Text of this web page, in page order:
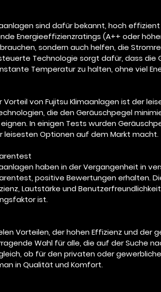
sind dafür bekannt, hoch
Energieeffizienzratings (A++ oder
sondern auch helfen, die
Technologie sorgt dafür, dass die
Temperatur zu halten, ohne viel
Vorteil von Fujitsu Klimaanlagen ist der
die den Geräuschpegel
In einigen Tests wurden
leisesten Optionen auf dem Markt macht.
haben in der Vergangenheit in
positive Bewertungen erhalten.
Lautstärke und
ist.
Vorteilen, der hohen Effizienz und der
Wahl für alle, die auf der Suche
ob für den privaten oder
in Qualität und Komfort.